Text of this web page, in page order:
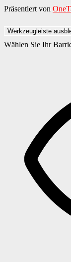
Präsentiert von
Werkzeugleiste
Wählen Sie Ihr